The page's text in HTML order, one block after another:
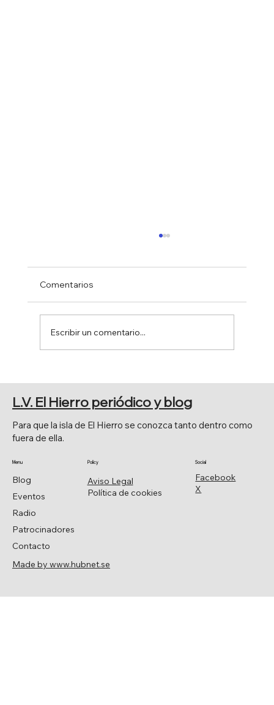
FRONTERA 2026
Comentarios
Escribir un comentario...
Facebook
X
Social
Aviso Legal
Política de cookies
Policy
Blog
Eventos
Radio
Patrocinadores
Contacto
Menu
Para que la isla de El Hierro se conozca tanto dentro como
fuera de ella.
L.V. El Hierro periódico y blog
Made by www.hubnet.se